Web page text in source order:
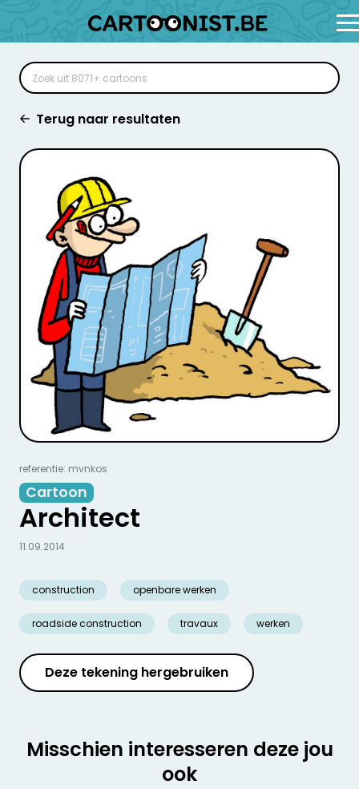
Terug naar resultaten
referentie: mvnkos
Cartoon
Architect
construction openbare werken
roadside construction travaux werken
11.09.2014
Deze tekening hergebruiken
Misschien interesseren deze jou
ook